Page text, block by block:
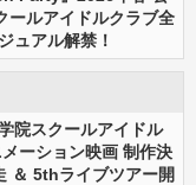
ールアイドルクラブ全
ュアル解禁！
院スクールアイドル
ーション映画 制作決
＆ 5thライブツアー開